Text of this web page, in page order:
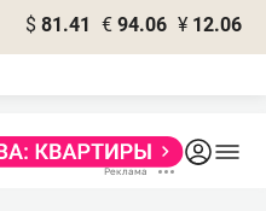
$ 81.41 € 94.06 ¥ 12.06